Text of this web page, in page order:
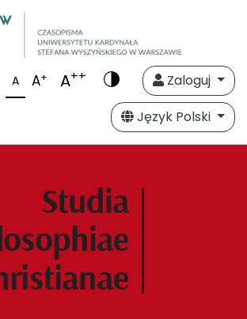
A A+ A++
Zaloguj
Język Polski